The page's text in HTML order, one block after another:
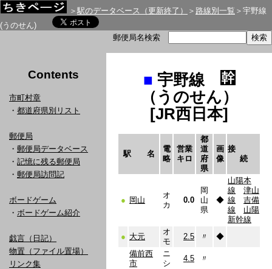
＞ 駅のデータベース（更新終了） ＞ 路線別一覧 ＞宇野線
(うのせん)
郵便局名検索
Contents
市町村章
・ 都道府県別リスト
郵便局
・ 郵便局データベース
・ 記憶に残る郵便局
・ 郵便局訪問記
ボードゲーム
・ ボードゲーム紹介
戯言（日記）
物置（ファイル置場）
リンク集
■ 宇野線
（うのせん）
[JR西日本]
駅 名
電
略
営業
キロ
都
道
府
県
画
像
接
続
● 岡山
オ
カ
0.0
岡
山
県
◆
山陽本
線
津山
線
吉備
線
山陽
新幹線
● 大元
オ
モ
2.5 〃
◆
備前西
市
ニ
シ
4.5 〃